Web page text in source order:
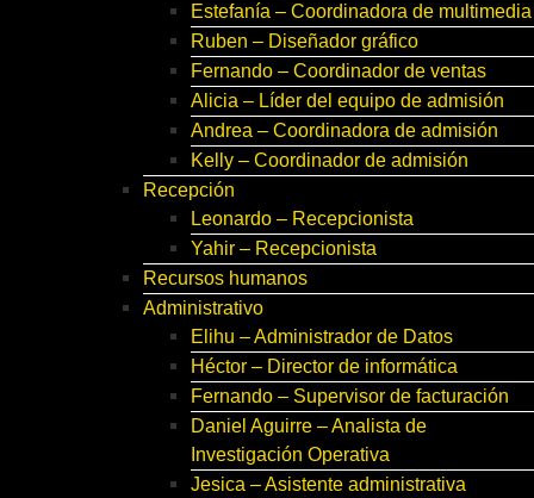
Estefanía – Coordinadora de multimedia
Ruben – Diseñador gráfico
Fernando – Coordinador de ventas
Alicia – Líder del equipo de admisión
Andrea – Coordinadora de admisión
Kelly – Coordinador de admisión
Recepción
Leonardo – Recepcionista
Yahir – Recepcionista
Recursos humanos
Administrativo
Elihu – Administrador de Datos
Héctor – Director de informática
Fernando – Supervisor de facturación
Daniel Aguirre – Analista de
Investigación Operativa
Jesica – Asistente administrativa